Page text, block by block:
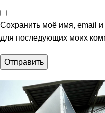
Сохранить моё имя, email и
для последующих моих